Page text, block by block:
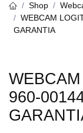
Shop
WEBCAM
GARANTIA
960-